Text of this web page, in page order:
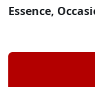
Essence,